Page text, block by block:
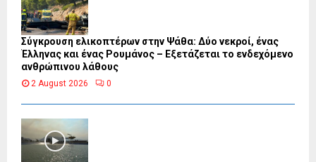
Σύγκρουση ελικοπτέρων στην Ψάθα: Δύο νεκροί, ένας
Έλληνας και ένας Ρουμάνος – Εξετάζεται το ενδεχόμενο
ανθρώπινου λάθους
2 August 2026 0